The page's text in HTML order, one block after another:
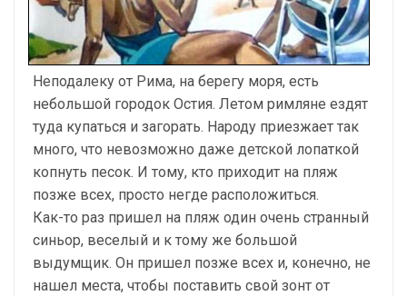
Неподалеку от Рима, на берегу моря, есть
небольшой городок Остия. Летом римляне ездят
туда купаться и загорать. Народу приезжает так
много, что невозможно даже детской лопаткой
копнуть песок. И тому, кто приходит на пляж
позже всех, просто негде расположиться.
Как-то раз пришел на пляж один очень странный
синьор, веселый и к тому же большой
выдумщик. Он пришел позже всех и, конечно, не
нашел места, чтобы поставить свой зонт от